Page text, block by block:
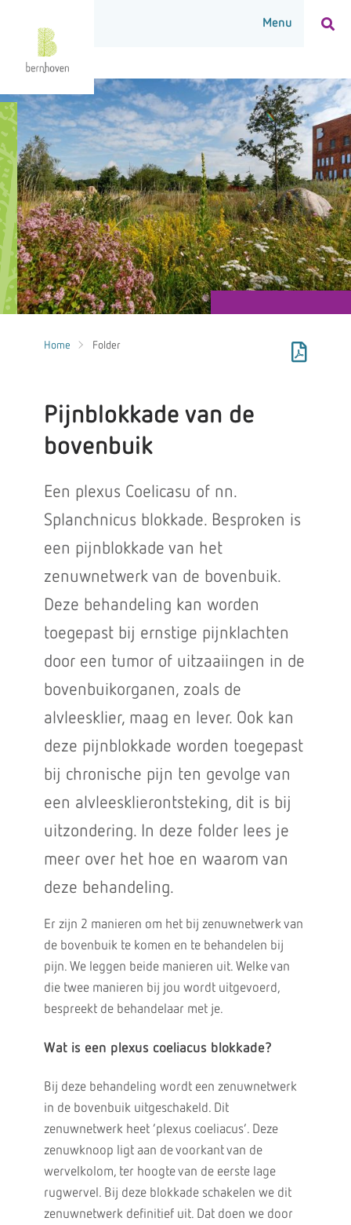
Home Folder
Pijnblokkade van de
bovenbuik
Een plexus Coelicasu of nn.
Splanchnicus blokkade. Besproken is
een pijnblokkade van het
zenuwnetwerk van de bovenbuik.
Deze behandeling kan worden
toegepast bij ernstige pijnklachten
door een tumor of uitzaaiingen in de
bovenbuikorganen, zoals de
alvleesklier, maag en lever. Ook kan
deze pijnblokkade worden toegepast
bij chronische pijn ten gevolge van
een alvleesklierontsteking, dit is bij
uitzondering. In deze folder lees je
meer over het hoe en waarom van
deze behandeling.
Er zijn 2 manieren om het bij zenuwnetwerk van
de bovenbuik te komen en te behandelen bij
pijn. We leggen beide manieren uit. Welke van
die twee manieren bij jou wordt uitgevoerd,
bespreekt de behandelaar met je.
Wat is een plexus coeliacus blokkade?
Bij deze behandeling wordt een zenuwnetwerk
in de bovenbuik uitgeschakeld. Dit
zenuwnetwerk heet ‘plexus coeliacus’. Deze
zenuwknoop ligt aan de voorkant van de
wervelkolom, ter hoogte van de eerste lage
rugwervel. Bij deze blokkade schakelen we dit
zenuwnetwerk definitief uit. Dat doen we door